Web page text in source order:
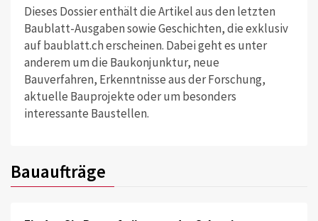
Dieses Dossier enthält die Artikel aus den letzten
Baublatt-Ausgaben sowie Geschichten, die exklusiv
auf baublatt.ch erscheinen. Dabei geht es unter
anderem um die Baukonjunktur, neue
Bauverfahren, Erkenntnisse aus der Forschung,
aktuelle Bauprojekte oder um besonders
interessante Baustellen.
Bauaufträge